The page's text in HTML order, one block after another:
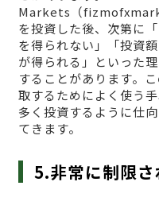
Markets（
を投資した後、次第に
を得られない」「投資
が得られる」といった
することがあります。
取するためによく使う
多く投資するように仕
てきます。
5.非常に制限